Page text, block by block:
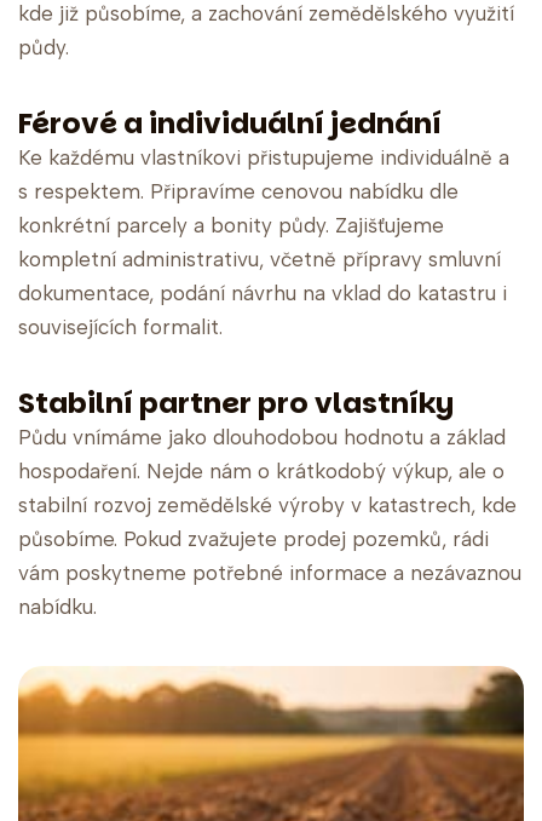
kde již působíme, a zachování zemědělského využití
půdy.
Férové a individuální jednání
Ke každému vlastníkovi přistupujeme individuálně a
s respektem. Připravíme cenovou nabídku dle
konkrétní parcely a bonity půdy. Zajišťujeme
kompletní administrativu, včetně přípravy smluvní
dokumentace, podání návrhu na vklad do katastru i
souvisejících formalit.
Stabilní partner pro vlastníky
Půdu vnímáme jako dlouhodobou hodnotu a základ
hospodaření. Nejde nám o krátkodobý výkup, ale o
stabilní rozvoj zemědělské výroby v katastrech, kde
působíme. Pokud zvažujete prodej pozemků, rádi
vám poskytneme potřebné informace a nezávaznou
nabídku.